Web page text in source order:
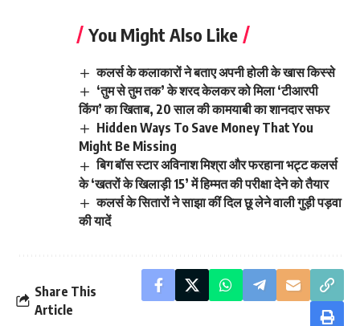
You Might Also Like
कलर्स के कलाकारों ने बताए अपनी होली के खास किस्से
‘तुम से तुम तक’ के शरद केलकर को मिला ‘टीआरपी
किंग’ का खिताब, 20 साल की कामयाबी का शानदार सफर
Hidden Ways To Save Money That You
Might Be Missing
बिग बॉस स्टार अविनाश मिश्रा और फरहाना भट्ट कलर्स
के ‘खतरों के खिलाड़ी 15’ में हिम्मत की परीक्षा देने को तैयार
कलर्स के सितारों ने साझा कीं दिल छू लेने वाली गुड़ी पड़वा
की यादें
Share This
Article